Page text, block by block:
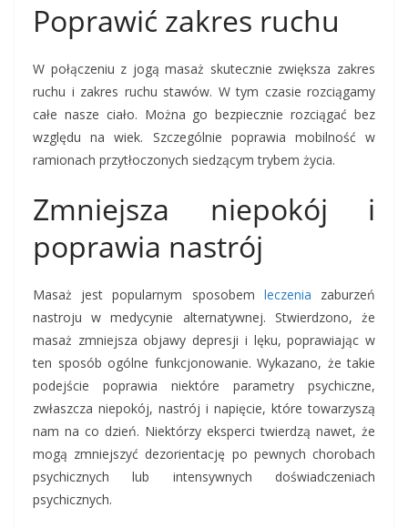
Poprawić zakres ruchu
W połączeniu z jogą masaż skutecznie zwiększa zakres
ruchu i zakres ruchu stawów. W tym czasie rozciągamy
całe nasze ciało. Można go bezpiecznie rozciągać bez
względu na wiek. Szczególnie poprawia mobilność w
ramionach przytłoczonych siedzącym trybem życia.
Zmniejsza niepokój i
poprawia nastrój
Masaż jest popularnym sposobem leczenia zaburzeń
nastroju w medycynie alternatywnej. Stwierdzono, że
masaż zmniejsza objawy depresji i lęku, poprawiając w
ten sposób ogólne funkcjonowanie. Wykazano, że takie
podejście poprawia niektóre parametry psychiczne,
zwłaszcza niepokój, nastrój i napięcie, które towarzyszą
nam na co dzień. Niektórzy eksperci twierdzą nawet, że
mogą zmniejszyć dezorientację po pewnych chorobach
psychicznych lub intensywnych doświadczeniach
psychicznych.